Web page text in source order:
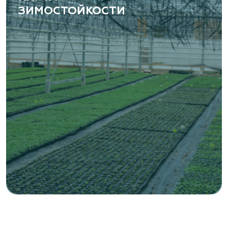
«ВЕНЕВ» питомник растений
Тульская область, Венёвский р-н, село
Борщевое, улица Лесная, д. 13
8 963 224 87 99
https://www.venev1.ru/
«ВЕНЕВ» питомник растений
Тульская область, Венёвский р-н, село
Борщевое, улица Лесная, д. 13
8 963 224 87 99
https://www.venev1.ru/
ЗИМОСТОЙКОСТИ